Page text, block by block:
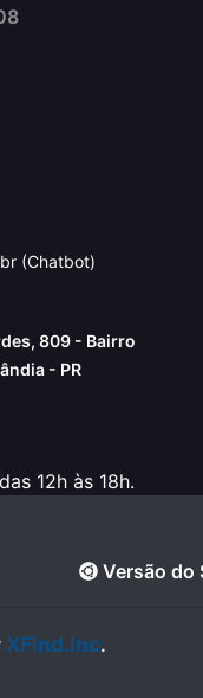
(Chatbot)
809 - Bairro
- PR
12h às 18h.
Versão do
XFind.inc.